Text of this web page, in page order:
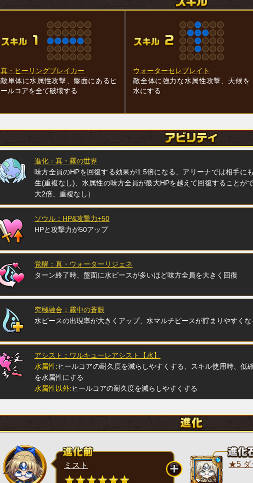
真・ヒーリングブレイカー
敵単体に水属性攻撃、盤面にあるヒ
ールコアを全て破壊する
ウォーターセレブレイト
敵全体に強力な水属性攻撃、天候を
水にする
進化：真・霧の世界
味方全員のHPを回復する効果が1.5倍になる、アリーナでは相手に
生(重複なし)、水属性の味方全員が最大HPを越えて回復することが
大2倍、重複なし）
ソウル：HP&攻撃力+50
HPと攻撃力が50アップ
覚醒：真・ウォーターリジェネ
ターン終了時、盤面に水ピースが多いほど味方全員を大きく回復
究極融合：霧中の蒼眼
水ピースの出現率が大きくアップ、水マルチピースが貯まりやすくな
アシスト：ワルキューレアシスト【水】
水属性:ヒールコアの耐久度を減らしやすくする、スキル使用時、低
を水属性にする
水属性以外:ヒールコアの耐久度を減らしやすくする
ミスト ★5 ダ